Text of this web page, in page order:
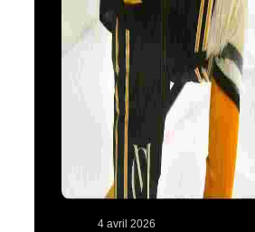
4 avril 2026